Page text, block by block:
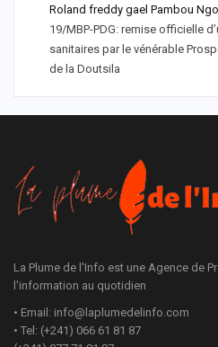
Roland freddy gael Pambou
19/MBP-PDG: remise officielle
sanitaires par le vénérable
de la Doutsila
La Plume de l'Info est une Agence de
l'information au quotidien
• Email: info@laplumedelinfo.com
• Tel: (+241) 066 61 81 87